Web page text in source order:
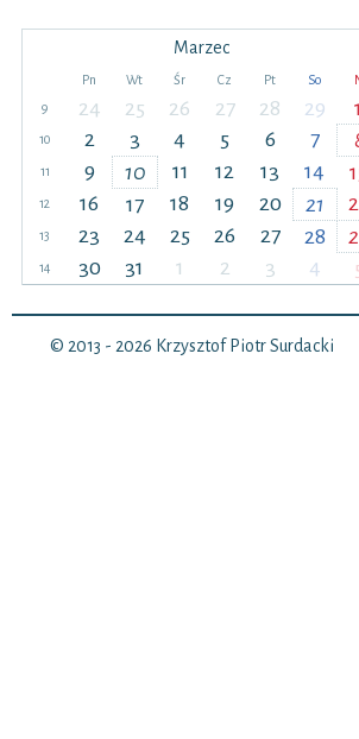
Marzec
Pn Wt Śr Cz Pt So
9
24 25 26 27 28 29 1
10 2 3 4 5 6 7
11 9 10 11 12 13 14
12 16 17 18 19 20 21
13 23 24 25 26 27 28
14 30 31 1 2 3 4
© 2013 - 2026 Krzysztof Piotr Surdacki